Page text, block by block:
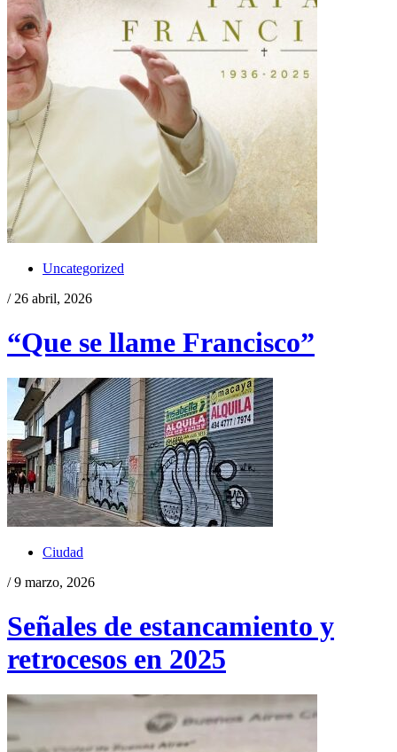
Uncategorized
/ 26 abril, 2026
“Que se llame Francisco”
Ciudad
/ 9 marzo, 2026
Señales de estancamiento y
retrocesos en 2025